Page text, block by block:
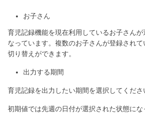
お子さん
育児記録機能を現在利用しているお子さんが
なっています。複数のお子さんが登録され
切り替えができます。
出力する期間
育児記録を出力したい期間を選択してくださ
初期値では先週の日付が選択された状態にな